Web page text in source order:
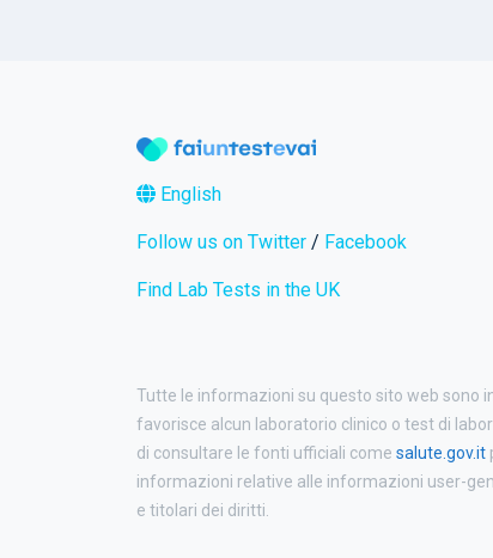
English
Follow us on Twitter / Facebook
Find Lab Tests in the UK
Tutte le informazioni su questo sito web sono
favorisce alcun laboratorio clinico o test di
di consultare le fonti ufficiali come salute.gov.it
informazioni relative alle informazioni user-
e titolari dei diritti.